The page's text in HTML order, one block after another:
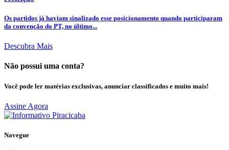
Os partidos já haviam sinalizado esse posicionamento quando participaram
da convenção do PT, no último...
Descubra Mais
Não possui uma conta?
Você pode ler matérias exclusivas, anunciar classificados e muito mais!
Assine Agora
Navegue